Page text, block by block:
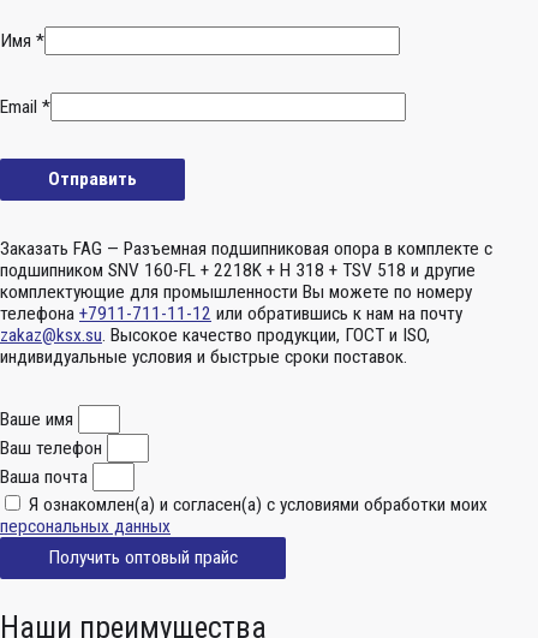
Имя *
Email *
Заказать FAG — Разъемная подшипниковая опора в комплекте с
подшипником SNV 160-FL + 2218K + H 318 + TSV 518 и другие
комплектующие для промышленности Вы можете по номеру
телефона +7911-711-11-12 или обратившись к нам на почту
zakaz@ksx.su. Высокое качество продукции, ГОСТ и ISO,
индивидуальные условия и быстрые сроки поставок.
Ваше имя
Ваш телефон
Ваша почта
Я ознакомлен(а) и согласен(а) с условиями обработки моих
персональных данных
Получить оптовый прайс
Наши преимущества